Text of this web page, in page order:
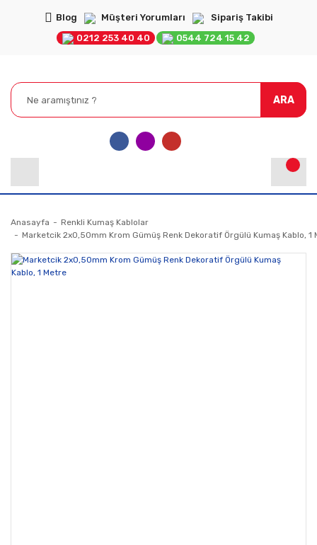
Blog Müşteri Yorumları
Sipariş Takibi
0212 253 40 40
0544 724 15 42
ARA
Anasayfa
Renkli Kumaş Kablolar
Marketcik 2x0,50mm Krom Gümüş Renk Dekoratif Örgülü Kumaş Kablo, 1